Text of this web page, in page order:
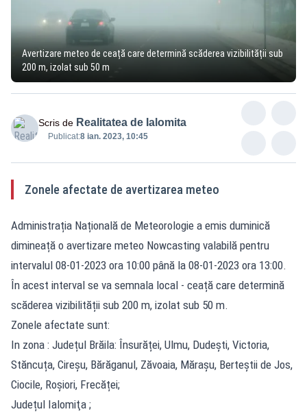
Avertizare meteo de ceață care determină scăderea vizibilității sub
200 m, izolat sub 50 m
Scris de Realitatea de Ialomita
Publicat:8 ian. 2023, 10:45
Zonele afectate de avertizarea meteo
Administrația Națională de Meteorologie a emis duminică
dimineață o avertizare meteo Nowcasting valabilă pentru
intervalul 08-01-2023 ora 10:00 până la 08-01-2023 ora 13:00.
În acest interval se va semnala local - ceață care determină
scăderea vizibilității sub 200 m, izolat sub 50 m.
Zonele afectate sunt:
In zona : Județul Brăila: Însurăței, Ulmu, Dudești, Victoria,
Stăncuța, Cireșu, Bărăganul, Zăvoaia, Mărașu, Berteștii de Jos,
Ciocile, Roșiori, Frecăței;
Județul Ialomiţa ;